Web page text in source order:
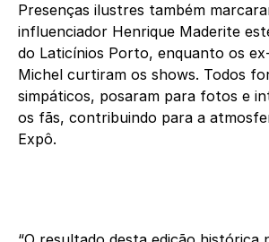
Presenças ilustres também
influenciador Henrique Maderite
do Laticínios Porto, enquanto os
Michel curtiram os shows. Todos
simpáticos, posaram para fotos e
os fãs, contribuindo para a
Expô.